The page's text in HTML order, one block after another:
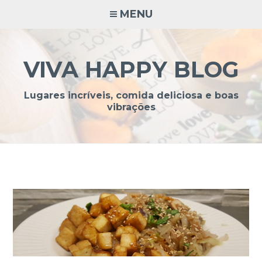
conteúdo
MENU
VIVA HAPPY BLOG
Lugares incríveis, comida deliciosa e boas
vibrações